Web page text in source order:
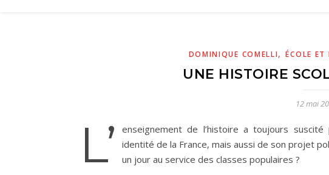
DOMINIQUE COMELLI,ÉCOLE
UNE HISTOIRE
12 mai
L’
enseignement de l’histoire a toujours
identité de la France, mais aussi de son projet
un jour au service des classes populaires ?